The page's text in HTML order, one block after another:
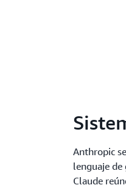
Anthropic
lenguaje de
Claude